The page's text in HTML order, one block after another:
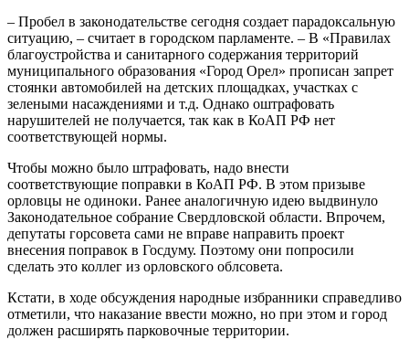
– Пробел в законодательстве сегодня создает парадоксальную
ситуацию, – считает в городском парламенте. – В «Правилах
благоустройства и санитарного содержания территорий
муниципального образования «Город Орел» прописан запрет
стоянки автомобилей на детских площадках, участках с
зелеными насаждениями и т.д. Однако оштрафовать
нарушителей не получается, так как в КоАП РФ нет
соответствующей нормы.
Чтобы можно было штрафовать, надо внести
соответствующие поправки в КоАП РФ. В этом призыве
орловцы не одиноки. Ранее аналогичную идею выдвинуло
Законодательное собрание Свердловской области. Впрочем,
депутаты горсовета сами не вправе направить проект
внесения поправок в Госдуму. Поэтому они попросили
сделать это коллег из орловского облсовета.
Кстати, в ходе обсуждения народные избранники справедливо
отметили, что наказание ввести можно, но при этом и город
должен расширять парковочные территории.